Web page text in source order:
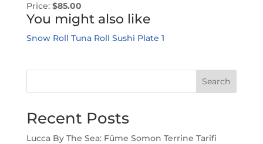
Price: $85.00
You might also like
Snow Roll Tuna Roll Sushi Plate 1
Search
Recent Posts
Lucca By The Sea: Füme Somon Terrine Tarifi